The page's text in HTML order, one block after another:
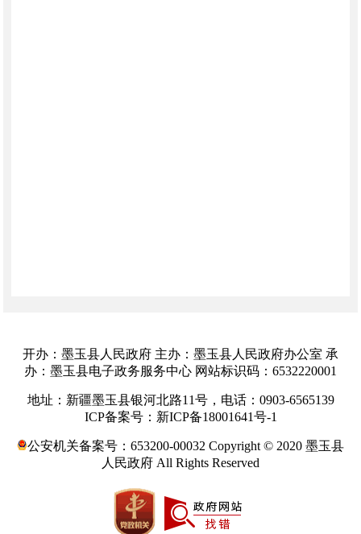
开办：墨玉县人民政府 主办：墨玉县人民政府办公室 承
办：墨玉县电子政务服务中心 网站标识码：6532220001
地址：新疆墨玉县银河北路11号，电话：0903-6565139
ICP备案号：新ICP备18001641号-1
公安机关备案号：653200-00032 Copyright © 2020 墨玉县
人民政府 All Rights Reserved